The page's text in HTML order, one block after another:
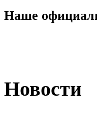
Наше
Новости